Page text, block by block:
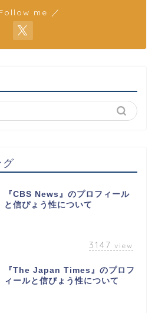
me ／
グ
『CBS News』のプロフィール
と信ぴょう性について
3147 view
『The Japan Times』のプロフ
ィールと信ぴょう性について